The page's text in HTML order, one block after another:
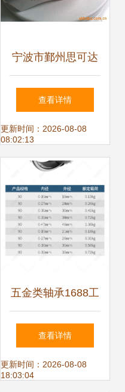
宁波市鄞州思可达
传动件有限公司关
节轴承产品概览
查看详情
更新时间：2026-08-08
08:02:13
五金类轴承1688工
厂实拍图企业站详
情页——品质看得
查看详情
更新时间：2026-08-08
18:03:04